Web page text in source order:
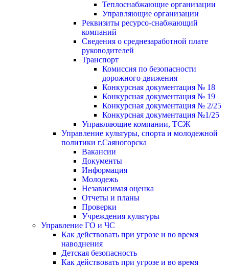
Теплоснабжающие организации
Управляющие организации
Реквизиты ресурсо-снабжающий
компаний
Сведения о среднезаработной плате
руководителей
Транспорт
Комиссия по безопасности
дорожного движения
Конкурсная документация № 18
Конкурсная документация № 19
Конкурсная документация № 2/25
Конкурсная документация №1/25
Управляющие компании, ТСЖ
Управление культуры, спорта и молодежной
политики г.Саяногорска
Вакансии
Документы
Информация
Молодежь
Независимая оценка
Отчеты и планы
Проверки
Учреждения культуры
Управление ГО и ЧС
Как действовать при угрозе и во время
наводнения
Детская безопасность
Как действовать при угрозе и во время